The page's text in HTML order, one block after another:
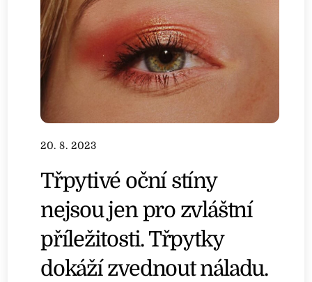
20. 8. 2023
Třpytivé oční stíny
nejsou jen pro zvláštní
příležitosti. Třpytky
dokáží zvednout náladu.